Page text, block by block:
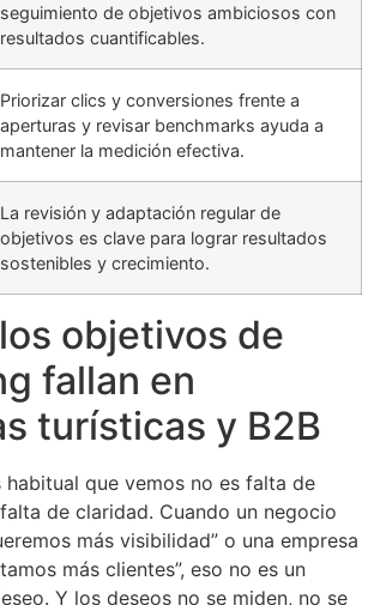
seguimiento de objetivos ambiciosos con
resultados cuantificables.
Priorizar clics y conversiones frente a
aperturas y revisar benchmarks ayuda a
mantener la medición efectiva.
La revisión y adaptación regular de
objetivos es clave para lograr resultados
sostenibles y crecimiento.
objetivos de
fallan en
turísticas y B2B
habitual que vemos no es falta de
de claridad. Cuando un negocio
más visibilidad” o una empresa
más clientes”, eso no es un
Y los deseos no se miden, no se